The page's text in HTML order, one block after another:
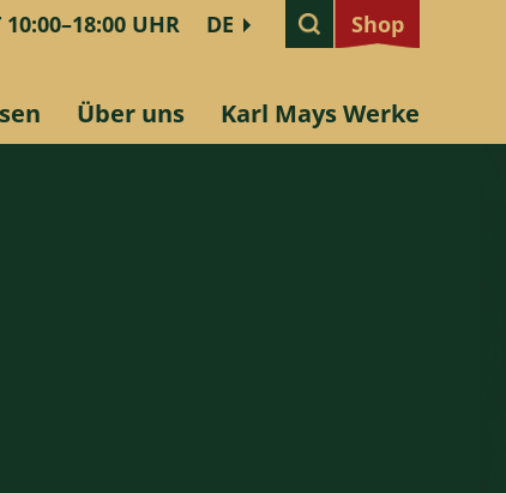
10:00–18:00 UHR DE
Über uns Karl Mays Werke
Shop
Shop